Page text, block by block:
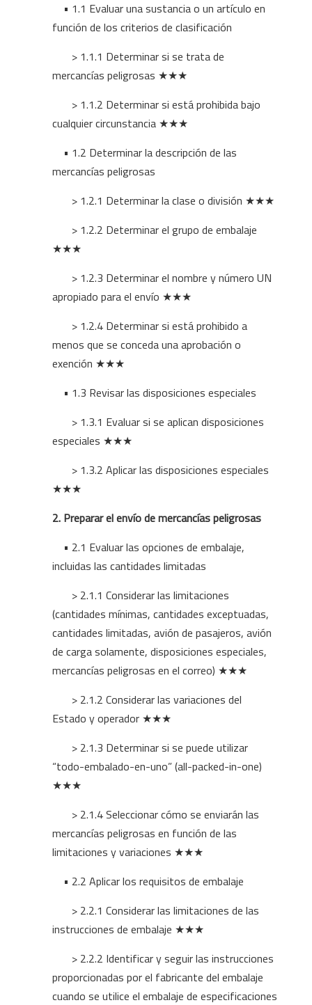
• 1.1 Evaluar una sustancia o un artículo en
función de los criterios de clasificación
> 1.1.1 Determinar si se trata de
mercancías peligrosas ★★★
> 1.1.2 Determinar si está prohibida bajo
cualquier circunstancia ★★★
• 1.2 Determinar la descripción de las
mercancías peligrosas
> 1.2.1 Determinar la clase o división ★★★
> 1.2.2 Determinar el grupo de embalaje
★★★
> 1.2.3 Determinar el nombre y número UN
apropiado para el envío ★★★
> 1.2.4 Determinar si está prohibido a
menos que se conceda una aprobación o
exención ★★★
• 1.3 Revisar las disposiciones especiales
> 1.3.1 Evaluar si se aplican disposiciones
especiales ★★★
> 1.3.2 Aplicar las disposiciones especiales
★★★
2. Preparar el envío de mercancías peligrosas
• 2.1 Evaluar las opciones de embalaje,
incluidas las cantidades limitadas
> 2.1.1 Considerar las limitaciones
(cantidades mínimas, cantidades exceptuadas,
cantidades limitadas, avión de pasajeros, avión
de carga solamente, disposiciones especiales,
mercancías peligrosas en el correo) ★★★
> 2.1.2 Considerar las variaciones del
Estado y operador ★★★
> 2.1.3 Determinar si se puede utilizar
“todo-embalado-en-uno” (all-packed-in-one)
★★★
> 2.1.4 Seleccionar cómo se enviarán las
mercancías peligrosas en función de las
limitaciones y variaciones ★★★
• 2.2 Aplicar los requisitos de embalaje
> 2.2.1 Considerar las limitaciones de las
instrucciones de embalaje ★★★
> 2.2.2 Identificar y seguir las instrucciones
proporcionadas por el fabricante del embalaje
cuando se utilice el embalaje de especificaciones